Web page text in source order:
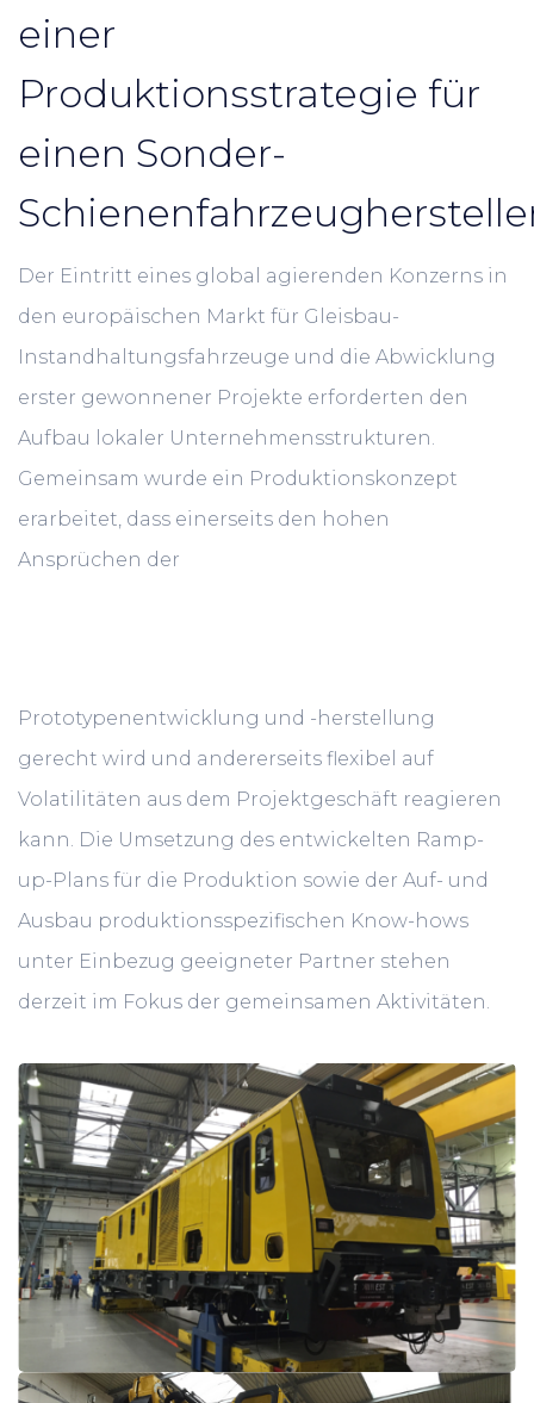
einer
Produktionsstrategie für
einen Sonder-
Der Eintritt eines global agierenden Konzerns in
den europäischen Markt für Gleisbau-
Instandhaltungsfahrzeuge und die Abwicklung
erster gewonnener Projekte erforderten den
Aufbau lokaler Unternehmensstrukturen.
Gemeinsam wurde ein Produktionskonzept
erarbeitet, dass einerseits den hohen
Ansprüchen der
Prototypenentwicklung und -herstellung
gerecht wird und andererseits flexibel auf
Volatilitäten aus dem Projektgeschäft reagieren
kann. Die Umsetzung des entwickelten Ramp-
up-Plans für die Produktion sowie der Auf- und
Ausbau produktionsspezifischen Know-hows
unter Einbezug geeigneter Partner stehen
derzeit im Fokus der gemeinsamen Aktivitäten.